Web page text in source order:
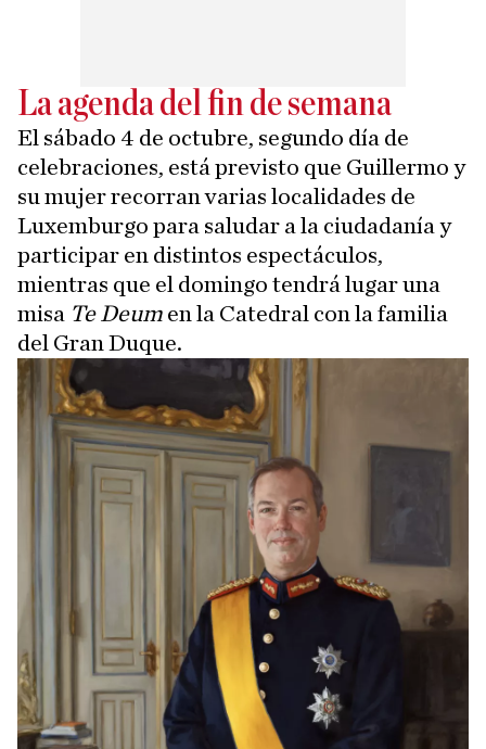
La agenda del fin de semana
El sábado 4 de octubre, segundo día de
celebraciones, está previsto que Guillermo y
su mujer recorran varias localidades de
Luxemburgo para saludar a la ciudadanía y
participar en distintos espectáculos,
mientras que el domingo tendrá lugar una
misa Te Deum en la Catedral con la familia
del Gran Duque.